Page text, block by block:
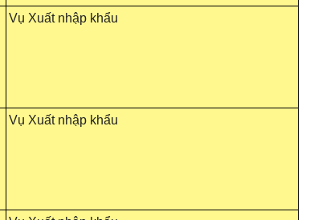
Vụ Xuất nhập khẩu
Vụ Xuất nhập khẩu